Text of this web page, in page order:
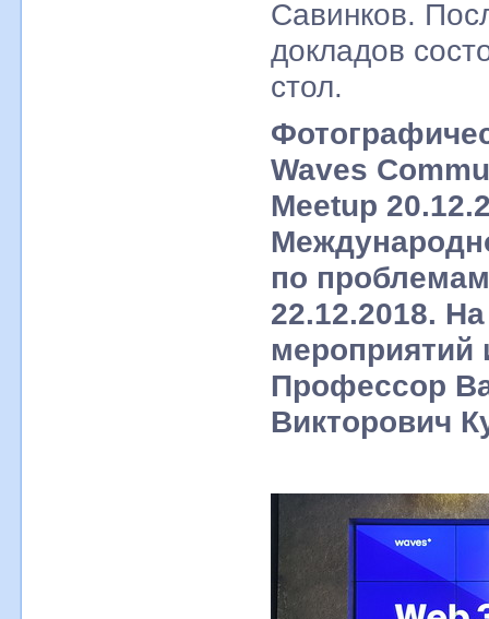
Савинков.
докладов
стол.
Waves
Meetup
по
22.12.2018.
мероприятий
Профессор
Викторович